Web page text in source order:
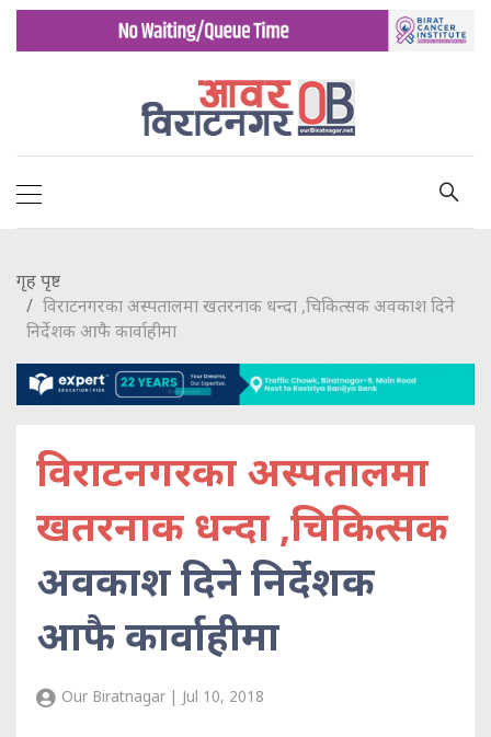
गृह पृष्ट
विराटनगरका अस्पतालमा खतरनाक धन्दा ,चिकित्सक अवकाश दिने
निर्देशक आफै कार्वाहीमा
विराटनगरका अस्पतालमा
खतरनाक धन्दा ,चिकित्सक
अवकाश दिने निर्देशक
आफै कार्वाहीमा
Our Biratnagar | Jul 10, 2018